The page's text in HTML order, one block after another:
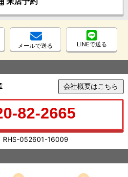
メールで送る LINEで送る
会社概要はこちら
82-2665
RHS-052601-16009